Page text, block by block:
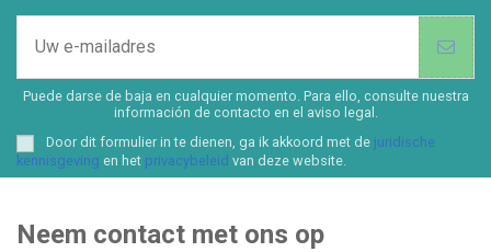
Puede darse de baja en cualquier momento. Para ello, consulte nuestra
información de contacto en el aviso legal.
Door dit formulier in te dienen, ga ik akkoord met de juridische
kennisgeving en het privacybeleid van deze website.
Neem contact met ons op